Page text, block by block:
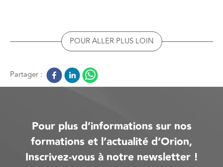
POUR ALLER PLUS LOIN
Partager :
Pour plus d’informations sur nos
formations et l’actualité d’Orion,
Inscrivez-vous à notre newsletter !